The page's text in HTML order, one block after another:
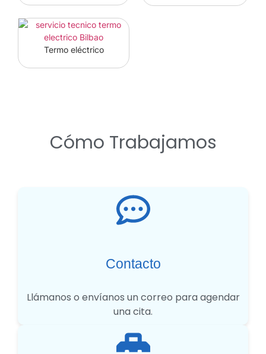
Termo eléctrico
Cómo Trabajamos
Contacto
Llámanos o envíanos un correo para agendar
una cita.